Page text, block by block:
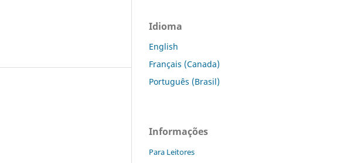
Idioma
English
Français (Canada)
Português (Brasil)
Informações
Para Leitores